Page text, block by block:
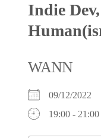
Indie
WANN
09/12/2022
19:00 - 21:00